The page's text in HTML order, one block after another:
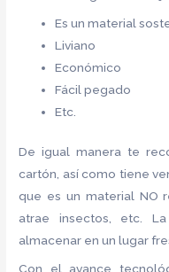
Es un material
Liviano
Económico
Fácil pegado
Etc.
De igual manera te
cartón, así como tiene
que es un material NO
atrae insectos, etc.
almacenar en un lugar
Con el avance